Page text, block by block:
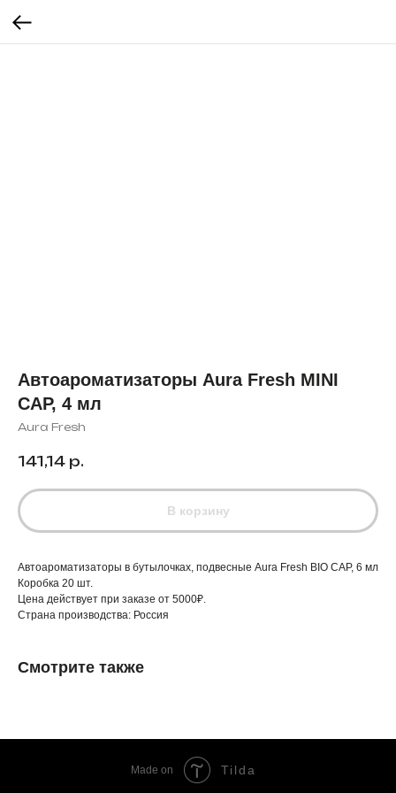
Автоароматизаторы Aura Fresh MINI
CAP, 4 мл
Aura Fresh
141,14 р.
В корзину
Автоароматизаторы в бутылочках, подвесные Aura Fresh BIO CAP, 6 мл
Коробка 20 шт.
Цена действует при заказе от 5000₽.
Страна производства: Россия
Смотрите также
Made on Tilda